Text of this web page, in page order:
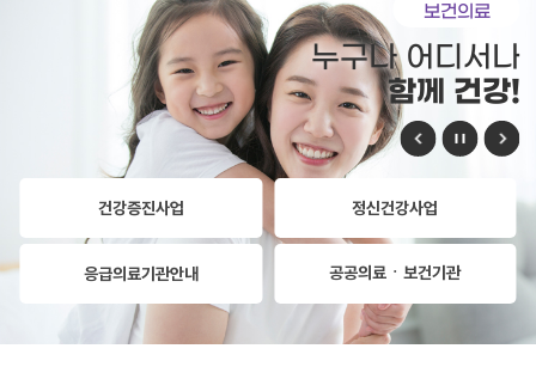
보건의료
누구나 어디서나
함께 건강!
건강증진사업 정신건강사업
응급의료기관안내 공공의료ㆍ보건기관